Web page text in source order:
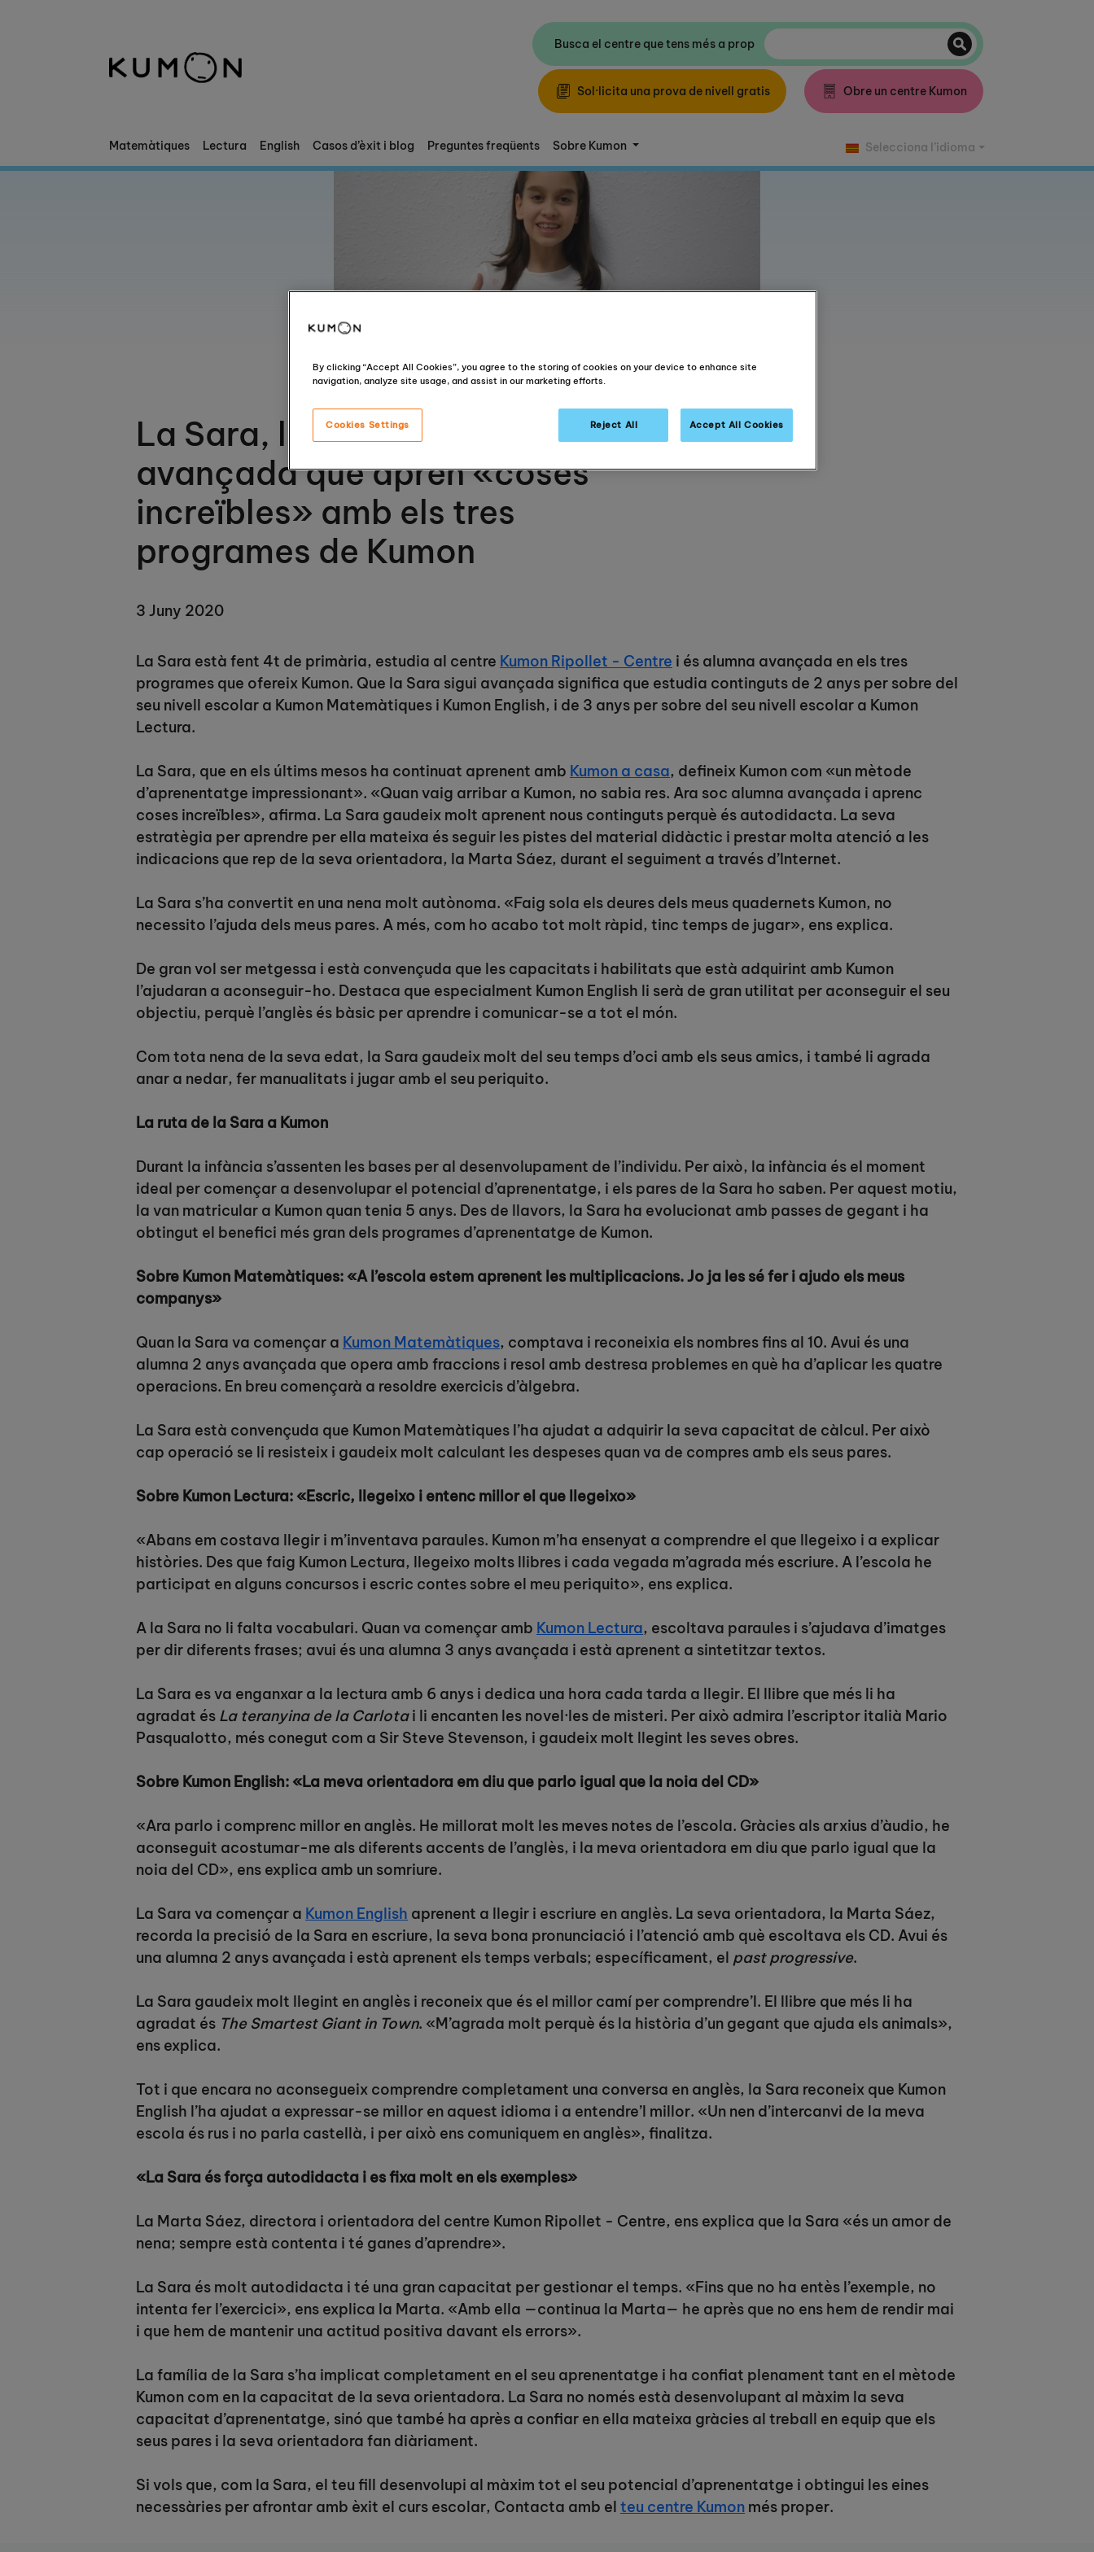
Busca el centre que tens més a prop
Sol·licita una prova de nivell gratis Obre un centre Kumon
Matemàtiques Lectura English Casos d’èxit i blog Preguntes freqüents Sobre Kumon Selecciona l’idioma
La Sara, la nostra alumna
avançada que aprèn «coses
increïbles» amb els tres
programes de Kumon
3 Juny 2020
La Sara està fent 4t de primària, estudia al centre Kumon Ripollet - Centre i és alumna avançada en els tres
programes que ofereix Kumon. Que la Sara sigui avançada significa que estudia continguts de 2 anys per sobre del
seu nivell escolar a Kumon Matemàtiques i Kumon English, i de 3 anys per sobre del seu nivell escolar a Kumon
Lectura.
La Sara, que en els últims mesos ha continuat aprenent amb Kumon a casa, defineix Kumon com «un mètode
d’aprenentatge impressionant». «Quan vaig arribar a Kumon, no sabia res. Ara soc alumna avançada i aprenc
coses increïbles», afirma. La Sara gaudeix molt aprenent nous continguts perquè és autodidacta. La seva
estratègia per aprendre per ella mateixa és seguir les pistes del material didàctic i prestar molta atenció a les
indicacions que rep de la seva orientadora, la Marta Sáez, durant el seguiment a través d’Internet.
La Sara s’ha convertit en una nena molt autònoma. «Faig sola els deures dels meus quadernets Kumon, no
necessito l’ajuda dels meus pares. A més, com ho acabo tot molt ràpid, tinc temps de jugar», ens explica.
De gran vol ser metgessa i està convençuda que les capacitats i habilitats que està adquirint amb Kumon
l’ajudaran a aconseguir-ho. Destaca que especialment Kumon English li serà de gran utilitat per aconseguir el seu
objectiu, perquè l’anglès és bàsic per aprendre i comunicar-se a tot el món.
Com tota nena de la seva edat, la Sara gaudeix molt del seu temps d’oci amb els seus amics, i també li agrada
anar a nedar, fer manualitats i jugar amb el seu periquito.
La ruta de la Sara a Kumon
Durant la infància s’assenten les bases per al desenvolupament de l’individu. Per això, la infància és el moment
ideal per començar a desenvolupar el potencial d’aprenentatge, i els pares de la Sara ho saben. Per aquest motiu,
la van matricular a Kumon quan tenia 5 anys. Des de llavors, la Sara ha evolucionat amb passes de gegant i ha
obtingut el benefici més gran dels programes d’aprenentatge de Kumon.
Sobre Kumon Matemàtiques: «A l’escola estem aprenent les multiplicacions. Jo ja les sé fer i ajudo els meus
companys»
Quan la Sara va començar a Kumon Matemàtiques, comptava i reconeixia els nombres fins al 10. Avui és una
alumna 2 anys avançada que opera amb fraccions i resol amb destresa problemes en què ha d’aplicar les quatre
operacions. En breu començarà a resoldre exercicis d’àlgebra.
La Sara està convençuda que Kumon Matemàtiques l’ha ajudat a adquirir la seva capacitat de càlcul. Per això
cap operació se li resisteix i gaudeix molt calculant les despeses quan va de compres amb els seus pares.
Sobre Kumon Lectura: «Escric, llegeixo i entenc millor el que llegeixo»
«Abans em costava llegir i m’inventava paraules. Kumon m’ha ensenyat a comprendre el que llegeixo i a explicar
històries. Des que faig Kumon Lectura, llegeixo molts llibres i cada vegada m’agrada més escriure. A l’escola he
participat en alguns concursos i escric contes sobre el meu periquito», ens explica.
A la Sara no li falta vocabulari. Quan va començar amb Kumon Lectura, escoltava paraules i s’ajudava d’imatges
per dir diferents frases; avui és una alumna 3 anys avançada i està aprenent a sintetitzar textos.
La Sara es va enganxar a la lectura amb 6 anys i dedica una hora cada tarda a llegir. El llibre que més li ha
agradat és La teranyina de la Carlotai li encanten les novel·les de misteri. Per això admira l’escriptor italià Mario
Pasqualotto, més conegut com a Sir Steve Stevenson, i gaudeix molt llegint les seves obres.
Sobre Kumon English: «La meva orientadora em diu que parlo igual que la noia del CD»
«Ara parlo i comprenc millor en anglès. He millorat molt les meves notes de l’escola. Gràcies als arxius d’àudio, he
aconseguit acostumar-me als diferents accents de l’anglès, i la meva orientadora em diu que parlo igual que la
noia del CD», ens explica amb un somriure.
La Sara va començar a Kumon English aprenent a llegir i escriure en anglès. La seva orientadora, la Marta Sáez,
recorda la precisió de la Sara en escriure, la seva bona pronunciació i l’atenció amb què escoltava els CD. Avui és
una alumna 2 anys avançada i està aprenent els temps verbals; específicament, el past progressive.
La Sara gaudeix molt llegint en anglès i reconeix que és el millor camí per comprendre’l. El llibre que més li ha
agradat és The Smartest Giant in Town. «M’agrada molt perquè és la història d’un gegant que ajuda els animals»,
ens explica.
Tot i que encara no aconsegueix comprendre completament una conversa en anglès, la Sara reconeix que Kumon
English l’ha ajudat a expressar-se millor en aquest idioma i a entendre’l millor. «Un nen d’intercanvi de la meva
escola és rus i no parla castellà, i per això ens comuniquem en anglès», finalitza.
«La Sara és força autodidacta i es fixa molt en els exemples»
La Marta Sáez, directora i orientadora del centre Kumon Ripollet - Centre, ens explica que la Sara «és un amor de
nena; sempre està contenta i té ganes d’aprendre».
La Sara és molt autodidacta i té una gran capacitat per gestionar el temps. «Fins que no ha entès l’exemple, no
intenta fer l’exercici», ens explica la Marta. «Amb ella —continua la Marta— he après que no ens hem de rendir mai
i que hem de mantenir una actitud positiva davant els errors».
La família de la Sara s’ha implicat completament en el seu aprenentatge i ha confiat plenament tant en el mètode
Kumon com en la capacitat de la seva orientadora. La Sara no només està desenvolupant al màxim la seva
capacitat d’aprenentatge, sinó que també ha après a confiar en ella mateixa gràcies al treball en equip que els
seus pares i la seva orientadora fan diàriament.
Si vols que, com la Sara, el teu fill desenvolupi al màxim tot el seu potencial d’aprenentatge i obtingui les eines
necessàries per afrontar amb èxit el curs escolar, Contacta amb el teu centre Kumon més proper.
Et donem la benvinguda a Kumon
La història de Kumon
By clicking “Accept All Cookies”, you agree to the storing of cookies on your device to enhance site
navigation, analyze site usage, and assist in our marketing efforts.
Cookies Settings Reject All Accept All Cookies